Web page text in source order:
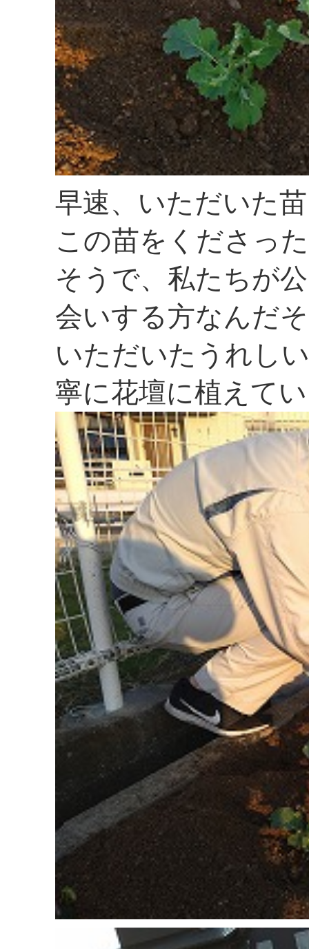
早速、いただいた
この苗をくださっ
そうで、私たちが
会いする方なんだ
いただいたうれし
寧に花壇に植えて